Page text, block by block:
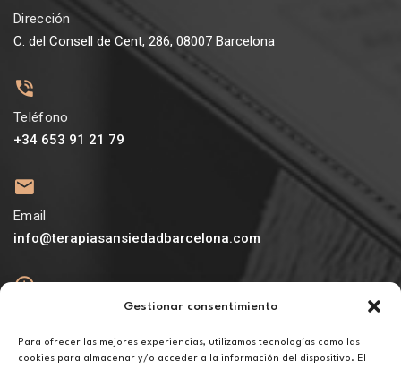
Gestionar consentimiento
Para ofrecer las mejores experiencias, utilizamos tecnologías como las
cookies para almacenar y/o acceder a la información del dispositivo. El
Dirección
C. del Consell de Cent, 286, 08007 Barcelona
Teléfono
+34 653 91 21 79
Email
info@terapiasansiedadbarcelona.com
De lunes a viernes de 10h a 20h